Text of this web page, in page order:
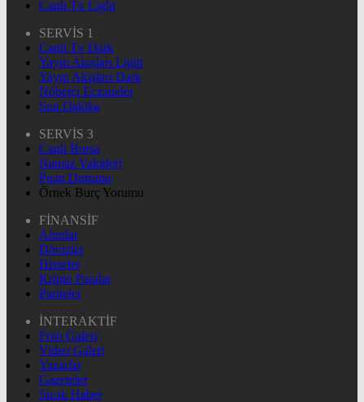
Canlı Tv Light
SERVİS 1
Canlı Tv Dark
Yayın Akışları Light
Yayın Akışları Dark
Nöbetçi Eczaneler
Son Dakika
SERVİS 3
Canlı Borsa
Namaz Vakitleri
Puan Durumu
Örnek Burç Yorumu
FİNANSİF
Altınlar
Dövizler
Hisseler
Kripto Paralar
Pariteler
İNTERAKTİF
Foto Galeri
Video Galeri
Yazarlar
Gazeteler
Sıcak Haber